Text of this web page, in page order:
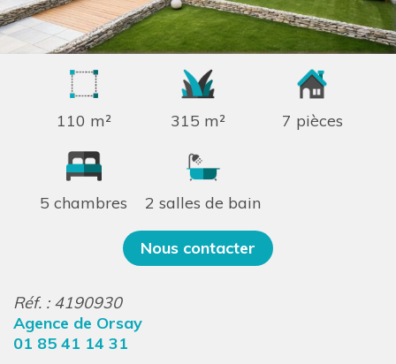
110 m² 315 m² 7 pièces
5 chambres 2 salles de bain
Nous contacter
Réf. : 4190930
Agence de Orsay
01 85 41 14 31